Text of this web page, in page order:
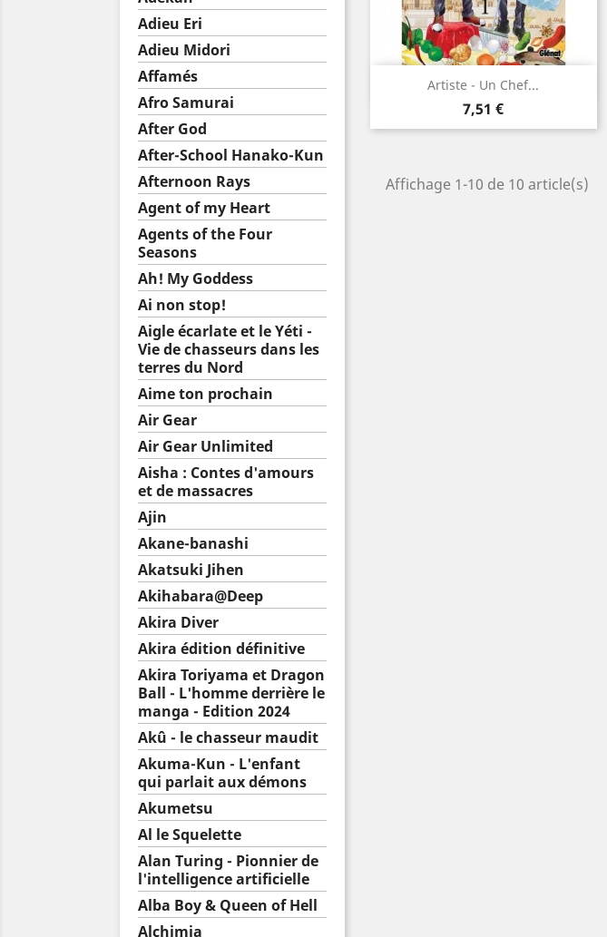
Adieu Eri
Adieu Midori
Affamés
Afro Samurai
After God
After-School Hanako-Kun
Afternoon Rays
Agent of my Heart
Agents of the Four
Seasons
Ah! My Goddess
Ai non stop!
Aigle écarlate et le Yéti -
Vie de chasseurs dans les
terres du Nord
Aime ton prochain
Air Gear
Air Gear Unlimited
Aisha : Contes d'amours
et de massacres
Ajin
Akane-banashi
Akatsuki Jihen
Akihabara@Deep
Akira Diver
Akira édition définitive
Akira Toriyama et Dragon
Ball - L'homme derrière le
manga - Edition 2024
Akû - le chasseur maudit
Akuma-Kun - L'enfant
qui parlait aux démons
Akumetsu
Al le Squelette
Alan Turing - Pionnier de
l'intelligence artificielle
Alba Boy & Queen of Hell
Alchimia
Artiste - Un Chef...
Prix
7,51 €
Aperçu rapide
Affichage 1-10 de 10 article(s)